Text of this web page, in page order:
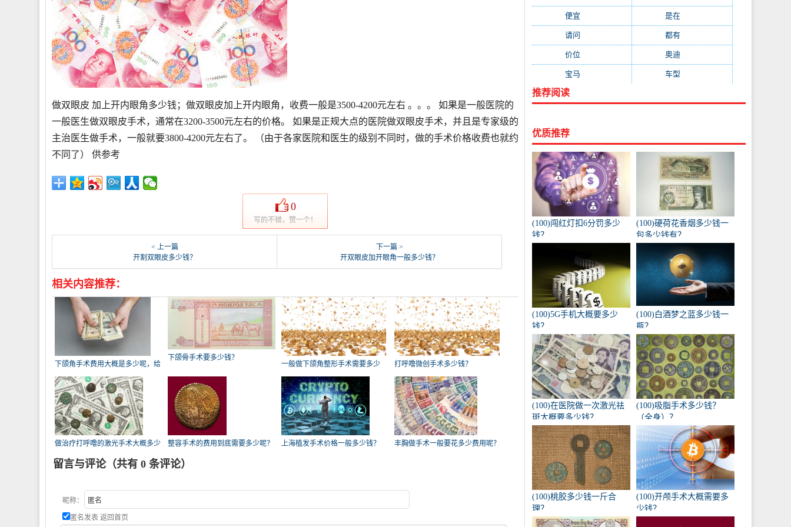
做双眼皮 加上开内眼角多少钱；做双眼皮加上开内眼角，收费一般是3500-4200元左右 。。。 如果是一般医院的
一般医生做双眼皮手术，通常在3200-3500元左右的价格。 如果是正规大点的医院做双眼皮手术，并且是专家级的
主治医生做手术，一般就要3800-4200元左右了。 （由于各家医院和医生的级别不同时，做的手术价格收费也就约
不同了） 供参考
0
写的不错，赞一个！
< 上一篇
开割双眼皮多少钱？
下一篇 >
开双眼皮加开眼角一般多少钱？
相关内容推荐：
下颌角手术费用大概是多少呢，给
个参
下颌骨手术要多少钱？
一般做下颌角整形手术需要多少
钱？
打呼噜微创手术多少钱？
做治疗打呼噜的激光手术大概多少
钱
整容手术的费用到底需要多少呢？ 上海植发手术价格一般多少钱？ 丰胸做手术一般要花多少费用呢？
留言与评论（共有 0 条评论）
昵称：
匿名发表 返回首页
便宜 是在
请问 都有
价位 奥迪
宝马 车型
推荐阅读
优质推荐
(100)闯红灯扣6分罚多少
钱？
(100)硬荷花香烟多少钱一
包多少钱有？
(100)5G手机大概要多少
钱？
(100)白酒梦之蓝多少钱一
瓶？
(100)在医院做一次激光祛
斑大概要多少钱？
(100)吸脂手术多少钱？
（全身）？
(100)桃胶多少钱一斤合
理？
(100)开颅手术大概需要多
少钱？